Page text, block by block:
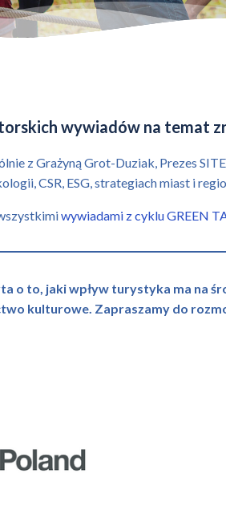
wywiadów na temat
z Grażyną Grot-Duziak, Prezes
CSR, ESG, strategiach miast i
wywiadami z cyklu GREEN
o to, jaki wpływ turystyka ma na
kulturowe. Zapraszamy do